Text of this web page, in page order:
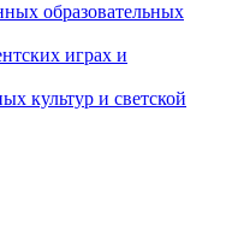
образовательных
играх и
культур и светской